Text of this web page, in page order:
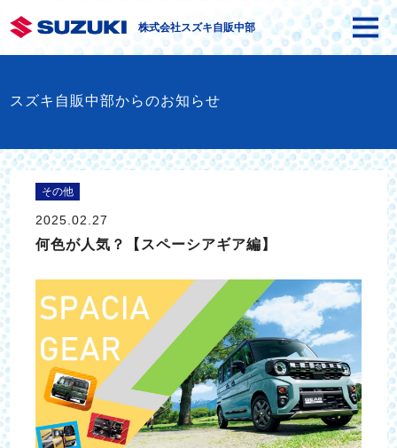
株式会社スズキ自販中部
スズキ自販中部からのお知らせ
その他
2025.02.27
何色が人気？【スペーシアギア編】